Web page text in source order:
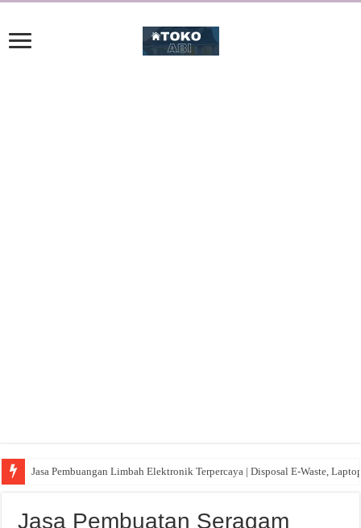
Jasa Pembuangan Limbah Elektronik Terpercaya | Disposal E-Waste,
Persewaan Meja Kursi Terdekat: Solusi Praktis untuk Acara Anda
Jasa Pembuatan Seragam